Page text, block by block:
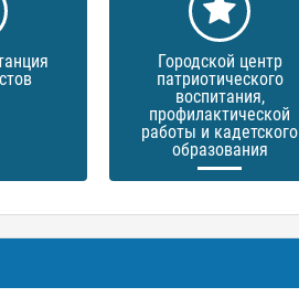
Городской центр
патриотического
воспитания,
профилактической
работы и кадетского
образования